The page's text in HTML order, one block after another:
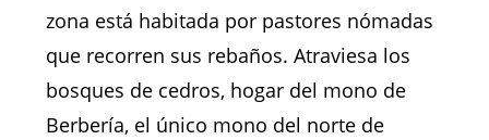
zona está habitada por pastores nómadas
que recorren sus rebaños. Atraviesa los
bosques de cedros, hogar del mono de
Berbería, el único mono del norte de